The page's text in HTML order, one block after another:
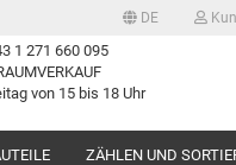
DE
1 271 660 095
von 15 bis 18 Uhr
ZÄHLEN UND